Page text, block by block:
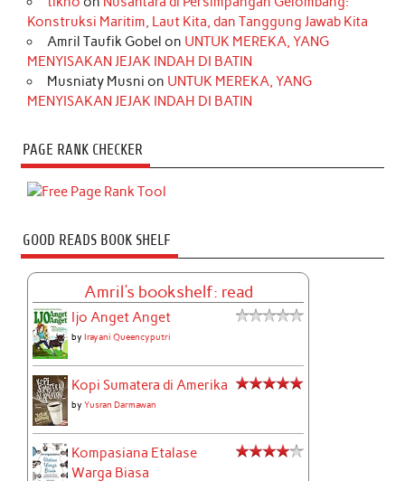
Konstruksi Maritim, Laut Kita, dan Tanggung Jawab Kita
Amril Taufik Gobel on UNTUK MEREKA, YANG
MENYISAKAN JEJAK INDAH DI BATIN
Musniaty Musni on UNTUK MEREKA, YANG
MENYISAKAN JEJAK INDAH DI BATIN
PAGE RANK CHECKER
GOOD READS BOOK SHELF
Amril's bookshelf: read
Ijo Anget Anget
byIrayani Queencyputri
Kopi Sumatera di Amerika
byYusran Darmawan
Kompasiana Etalase
Warga Biasa